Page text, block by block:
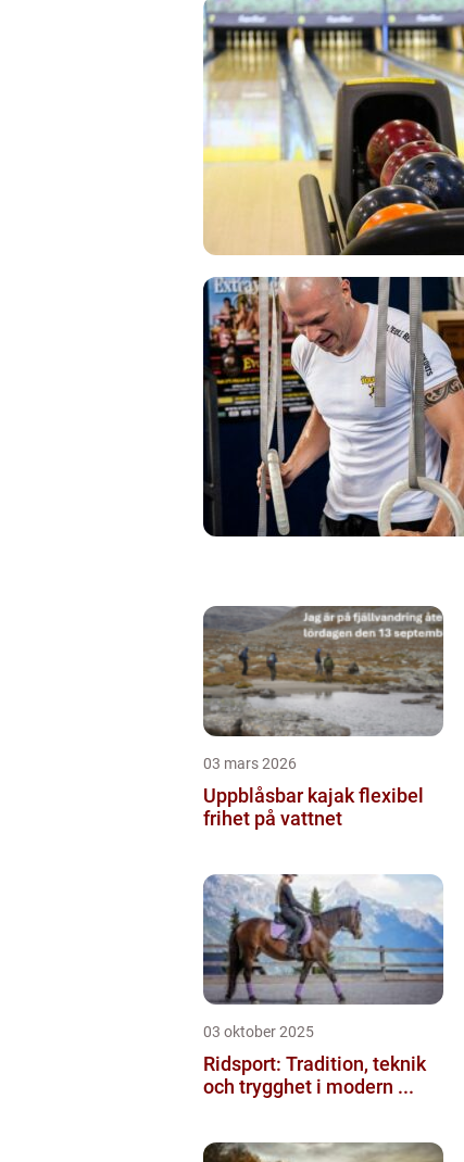
03 mars 2026
Uppblåsbar kajak flexibel
frihet på vattnet
03 oktober 2025
Ridsport: Tradition, teknik
och trygghet i modern ...